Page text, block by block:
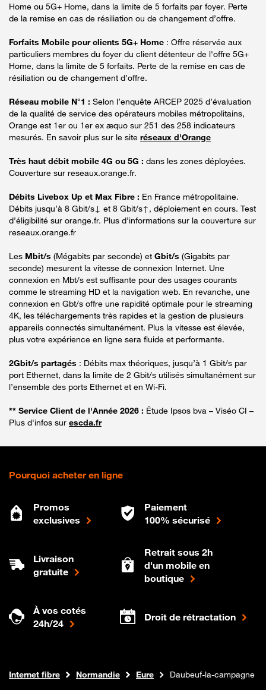
Home ou 5G+ Home, dans la limite de 5 forfaits par foyer. Perte
de la remise en cas de résiliation ou de changement d’offre.
Forfaits Mobile pour clients 5G+ Home : Offre réservée aux
particuliers membres du foyer du client détenteur de l'offre 5G+
Home, dans la limite de 5 forfaits. Perte de la remise en cas de
résiliation ou de changement d’offre.
Réseau mobile N°1 : Selon l’enquête ARCEP 2025 d’évaluation
de la qualité de service des opérateurs mobiles métropolitains,
Orange est 1er ou 1er ex æquo sur 251 des 258 indicateurs
mesurés. En savoir plus sur le site réseaux d'Orange
Très haut débit mobile 4G ou 5G : dans les zones déployées.
Couverture sur reseaux.orange.fr.
Débits Livebox Up et Max Fibre : En France métropolitaine.
Débits jusqu’à 8 Gbit/s↓ et 8 Gbit/s↑, déploiement en cours. Test
d’éligibilité sur orange.fr. Plus d’informations sur la couverture sur
reseaux.orange.fr
Les Mbit/s (Mégabits par seconde) et Gbit/s (Gigabits par
seconde) mesurent la vitesse de connexion Internet. Une
connexion en Mbt/s est suffisante pour des usages courants
comme le streaming HD et la navigation web. En revanche, une
connexion en Gbt/s offre une rapidité optimale pour le streaming
4K, les téléchargements très rapides et la gestion de plusieurs
appareils connectés simultanément. Plus la vitesse est élevée,
plus votre expérience en ligne sera fluide et performante.
2Gbit/s partagés : Débits max théoriques, jusqu’à 1 Gbit/s par
port Ethernet, dans la limite de 2 Gbit/s utilisés simultanément sur
l’ensemble des ports Ethernet et en Wi-Fi.
** Service Client de l'Année 2026 : Étude Ipsos bva – Viséo CI –
Plus d'infos sur escda.fr
Pourquoi acheter en ligne
Promos
exclusives
Paiement
100% sécurisé
Livraison
gratuite
Retrait sous 2h
d'un mobile en
boutique
À vos cotés
24h/24
Droit de rétractation
Boutique Orange
Internet fibre Normandie Eure Daubeuf-la-campagne